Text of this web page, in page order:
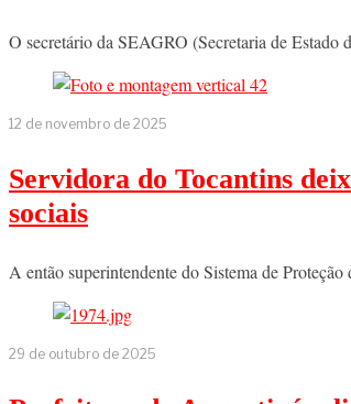
O secretário da SEAGRO (Secretaria de
12 de novembro de 2025
Servidora do Tocantins
sociais
A então superintendente do Sistema de
29 de outubro de 2025